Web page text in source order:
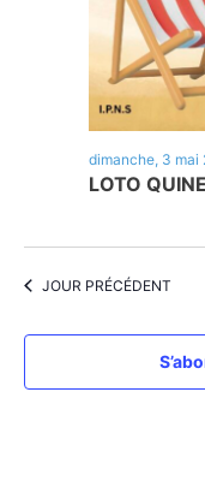
LOTO
dimanche, 3 mai
JOUR PRÉCÉDENT